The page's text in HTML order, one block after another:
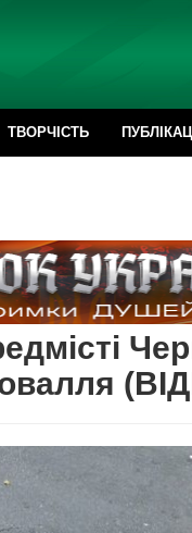
ТВОРЧІСТЬ